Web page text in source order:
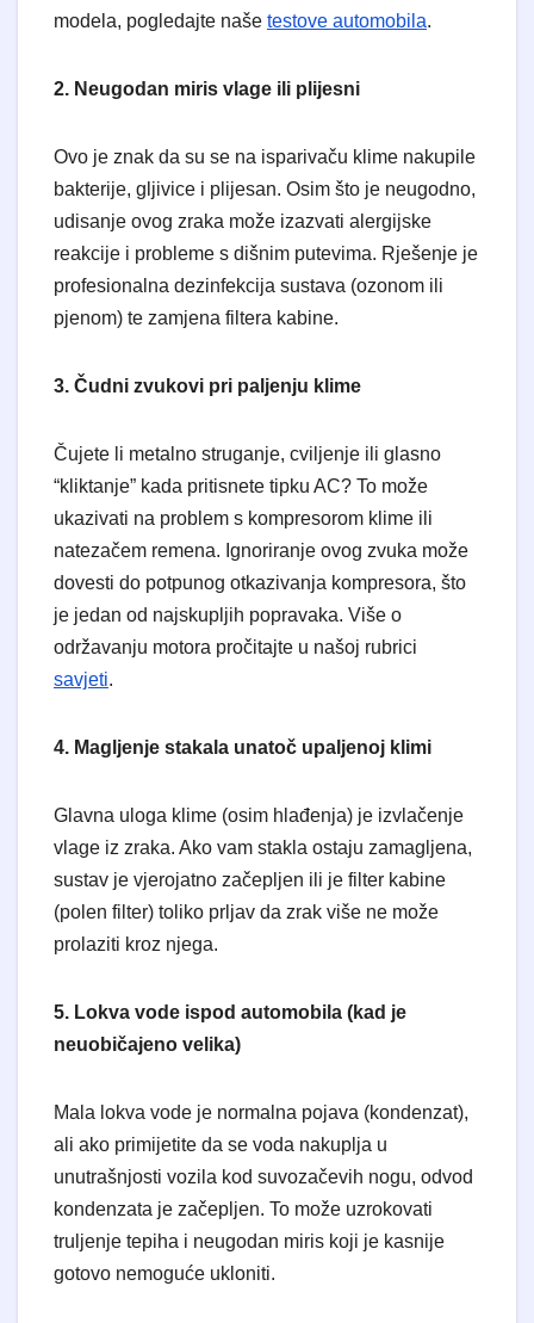
modela, pogledajte naše testove automobila.
2. Neugodan miris vlage ili plijesni
​Ovo je znak da su se na isparivaču klime nakupile
bakterije, gljivice i plijesan. Osim što je neugodno,
udisanje ovog zraka može izazvati alergijske
reakcije i probleme s dišnim putevima. Rješenje je
profesionalna dezinfekcija sustava (ozonom ili
pjenom) te zamjena filtera kabine.
3. Čudni zvukovi pri paljenju klime
​Čujete li metalno struganje, cviljenje ili glasno
“kliktanje” kada pritisnete tipku AC? To može
ukazivati na problem s kompresorom klime ili
natezačem remena. Ignoriranje ovog zvuka može
dovesti do potpunog otkazivanja kompresora, što
je jedan od najskupljih popravaka. Više o
održavanju motora pročitajte u našoj rubrici
savjeti.
4. Magljenje stakala unatoč upaljenoj klimi
​Glavna uloga klime (osim hlađenja) je izvlačenje
vlage iz zraka. Ako vam stakla ostaju zamagljena,
sustav je vjerojatno začepljen ili je filter kabine
(polen filter) toliko prljav da zrak više ne može
prolaziti kroz njega.
5. Lokva vode ispod automobila (kad je
neuobičajeno velika)
​Mala lokva vode je normalna pojava (kondenzat),
ali ako primijetite da se voda nakuplja u
unutrašnjosti vozila kod suvozačevih nogu, odvod
kondenzata je začepljen. To može uzrokovati
truljenje tepiha i neugodan miris koji je kasnije
gotovo nemoguće ukloniti.